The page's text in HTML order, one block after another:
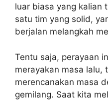
luar biasa yang kalian
satu tim yang solid,
berjalan melangkah
Tentu saja, perayaan
merayakan masa lalu,
merencanakan masa
gemilang. Saat kita